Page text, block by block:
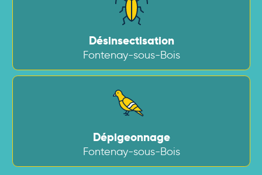
Désinsectisation
Fontenay-sous-Bois
Dépigeonnage
Fontenay-sous-Bois